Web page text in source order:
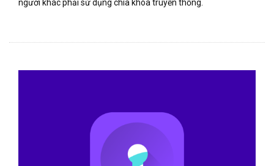
người khác phải sử dụng chìa khóa truyền thống.